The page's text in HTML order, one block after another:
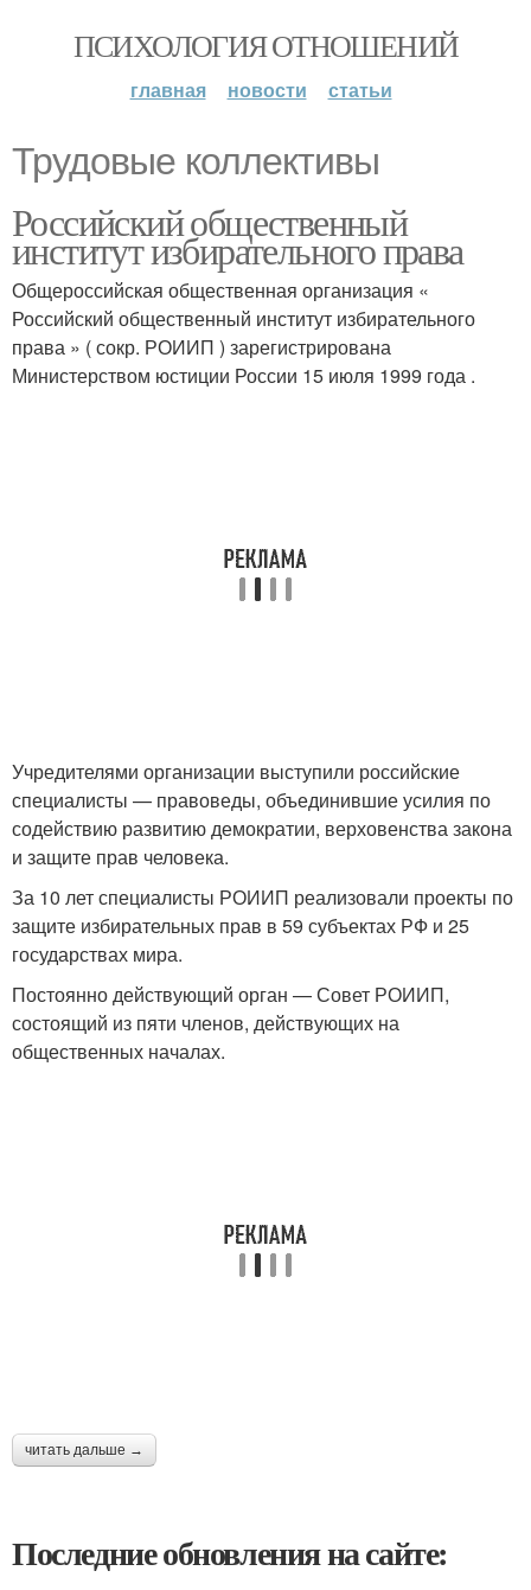
ПСИХОЛОГИЯ ОТНОШЕНИЙ
главная новости статьи
Трудовые коллективы
Российский общественный
институт избирательного права
Общероссийская общественная организация «
Российский общественный институт избирательного
права » ( сокр. РОИИП ) зарегистрирована
Министерством юстиции России 15 июля 1999 года .
Учредителями организации выступили российские
специалисты — правоведы, объединившие усилия по
содействию развитию демократии, верховенства закона
и защите прав человека.
За 10 лет специалисты РОИИП реализовали проекты по
защите избирательных прав в 59 субъектах РФ и 25
государствах мира.
Постоянно действующий орган — Совет РОИИП,
состоящий из пяти членов, действующих на
общественных началах.
читать дальше →
Последние обновления на сайте: